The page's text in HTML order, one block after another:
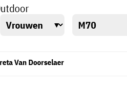
Van Doorselaer